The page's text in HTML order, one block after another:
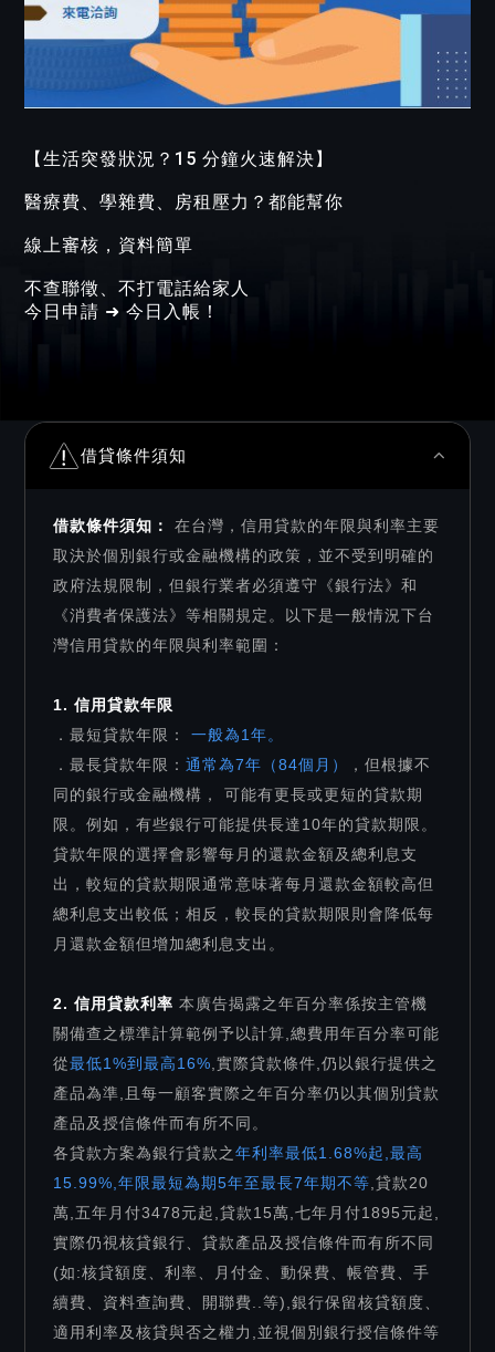
【生活突發狀況？15 分鐘火速解決】
醫療費、學雜費、房租壓力？都能幫你
線上審核，資料簡單
不查聯徵、不打電話給家人
今日申請 ➜ 今日入帳！
借貸條件須知
借款條件須知：在台灣，信用貸款的年限與利率主要
取決於個別銀行或金融機構的政策，並不受到明確的
政府法規限制，但銀行業者必須遵守《銀行法》和
《消費者保護法》等相關規定。以下是一般情況下台
灣信用貸款的年限與利率範圍：
1. 信用貸款年限
．最短貸款年限：
一般為1年。
．最長貸款年限：通常為7年（84個月）
，但根據不
同的銀行或金融機構， 可能有更長或更短的貸款期
限。例如，有些銀行可能提供長達10年的貸款期限。
貸款年限的選擇會影響每月的還款金額及總利息支
出，較短的貸款期限通常意味著每月還款金額較高但
總利息支出較低；相反，較長的貸款期限則會降低每
月還款金額但增加總利息支出。
2. 信用貸款利率本廣告揭露之年百分率係按主管機
關備查之標準計算範例予以計算,總費用年百分率可能
從最低1%到最高16% ,實際貸款條件,仍以銀行提供之
產品為準,且每一顧客實際之年百分率仍以其個別貸款
產品及授信條件而有所不同。
各貸款方案為銀行貸款之年利率最低1.68%起,最高
15.99%,年限最短為期5年至最長7年期不等 ,貸款20
萬,五年月付3478元起,貸款15萬,七年月付1895元起,
實際仍視核貸銀行、貸款產品及授信條件而有所不同
(如:核貸額度、利率、月付金、動保費、帳管費、手
續費、資料查詢費、開聯費..等),銀行保留核貸額度、
適用利率及核貸與否之權力,並視個別銀行授信條件等